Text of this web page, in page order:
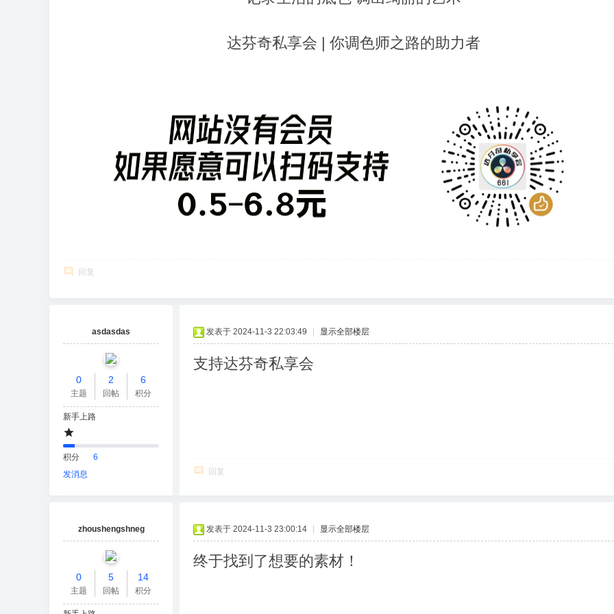
达芬奇私享会 | 你调色师之路的助力者
回复
asdasdas
0
主题
2
回帖
6
积分
新手上路
积分
6
发消息
发表于 2024-11-3 22:03:49 显示全部楼层
支持达芬奇私享会
回复
zhoushengshneg
0
主题
5
回帖
14
积分
发表于 2024-11-3 23:00:14 显示全部楼层
终于找到了想要的素材！